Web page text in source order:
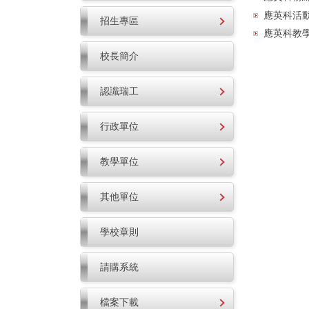
招生專區
校長簡介
認識瑞工
行政單位
教學單位
其他單位
學校章則
請購系統
檔案下載
應英科活
應英科教